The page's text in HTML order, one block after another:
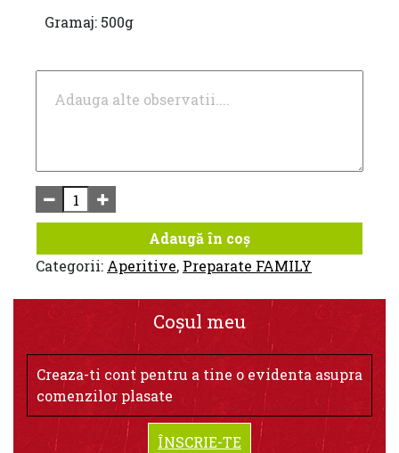
Gramaj: 500g
Adaugă în coș
Categorii: Aperitive, Preparate FAMILY
Coșul meu
Creaza-ti cont pentru a tine o evidenta asupra
comenzilor plasate
ÎNSCRIE-TE